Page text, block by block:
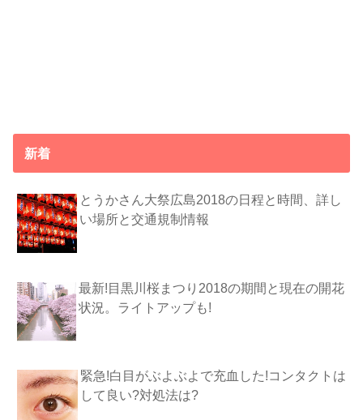
新着
とうかさん大祭広島2018の日程と時間、詳し
い場所と交通規制情報
最新!目黒川桜まつり2018の期間と現在の開花
状況。ライトアップも!
緊急!白目がぶよぶよで充血した!コンタクトは
して良い?対処法は?